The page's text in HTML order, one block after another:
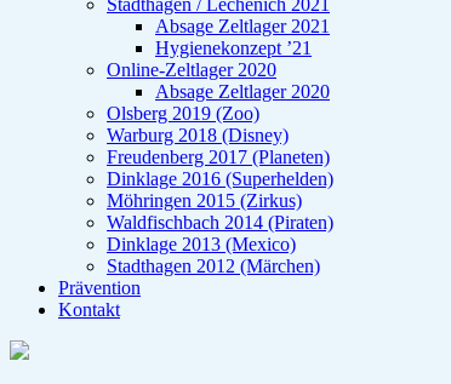
Absage Zeltlager 2021
Hygienekonzept ’21
Online-Zeltlager 2020
Absage Zeltlager 2020
Olsberg 2019 (Zoo)
Warburg 2018 (Disney)
Freudenberg 2017 (Planeten)
Dinklage 2016 (Superhelden)
Möhringen 2015 (Zirkus)
Waldfischbach 2014 (Piraten)
Dinklage 2013 (Mexico)
Stadthagen 2012 (Märchen)
Prävention
Kontakt